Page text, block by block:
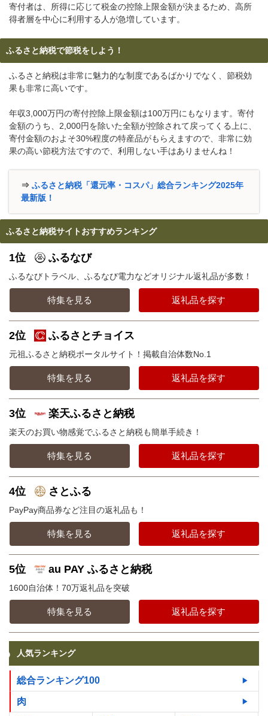
寄付者は、所得に応じて税金の控除上限金額が決まるため、高所
得者層を中心に利用する人が急増しています。
ふるさと納税で節税をしよう！
ふるさと納税は非常に魅力的な制度であるばかりでなく、節税効
果も非常に高いです。
年収3,000万円の寄付控除上限金額は100万円にもなります。寄付
金額のうち、2,000円を除いた全額が控除されて戻ってくる上に、
寄付金額のおよそ30%程度の特産品がもらえますので、非常に効
果の高い節税方法ですので、利用しない手はありませんね！
⇒ ふるさと納税「還元率・コスパ」総合ランキング2025年
最新版！
ふるさと納税サイトおすすめランキング
1位 ふるなび
ふるなびトラベル、ふるなび電力などオリジナル返礼品が多数！
特集を見る 返礼品を探す
2位 ふるさとチョイス
元祖ふるさと納税ポータルサイト！掲載自治体数No.1
特集を見る 返礼品を探す
3位 楽天ふるさと納税
楽天のお買い物感覚でふるさと納税も簡単手続き！
特集を見る 返礼品を探す
4位 さとふる
PayPay商品券など注目の返礼品も！
特集を見る 返礼品を探す
5位 au PAY ふるさと納税
1600自治体！70万返礼品を突破
特集を見る 返礼品を探す
人気ランキング
総合ランキング100
肉